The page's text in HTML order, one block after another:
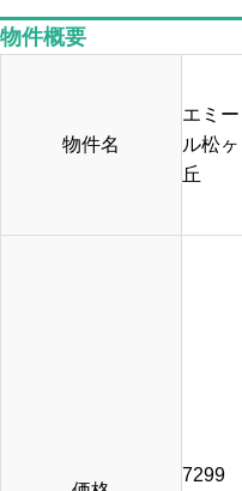
物件概要
物件名
エミー
ル松ヶ
丘
7299